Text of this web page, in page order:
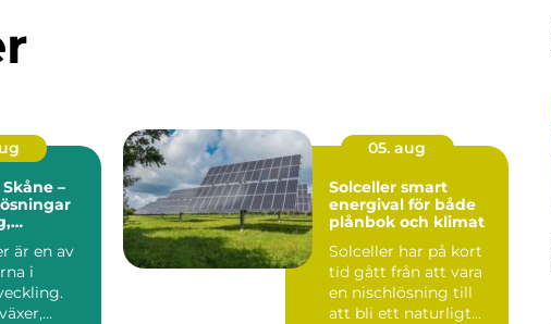
–
är en av
i
05. aug
Solceller smart
energival för både
plånbok och klimat
Solceller har på kort
tid gått från att vara
en nischlösning till
att bli ett naturligt